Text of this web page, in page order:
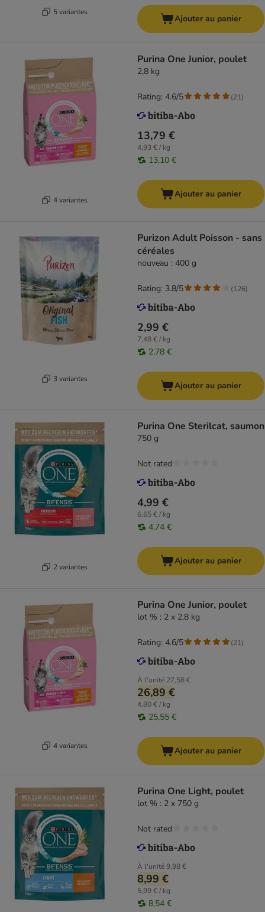
5 variantes
Ajouter au panier
4 variantes
Purina One Junior, poulet
2,8 kg
13,79 €
4,93 € / kg
13,10 €
Rating: 4.6/5 (21)
Ajouter au panier
3 variantes
Purizon Adult Poisson - sans
céréales
nouveau : 400 g
2,99 €
7,48 € / kg
2,78 €
Rating: 3.8/5 (126)
Ajouter au panier
2 variantes
Purina One Sterilcat, saumon
750 g
4,99 €
6,65 € / kg
4,74 €
Not rated
Ajouter au panier
4 variantes
Purina One Junior, poulet
lot % : 2 x 2,8 kg
À l'unité 27,58 €
26,89 €
4,80 € / kg
25,55 €
Rating: 4.6/5 (21)
Ajouter au panier
Purina One Light, poulet
lot % : 2 x 750 g
À l'unité9,98 €
8,99 €
5,99 € / kg
8,54 €
Not rated